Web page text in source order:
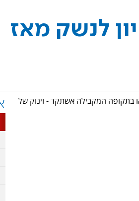
לנשק מאז
פרוץ המלחמה, לעומת 11 נשים בלבד שהוציאו בתקופה המקבילה אשתקד - זינוק של